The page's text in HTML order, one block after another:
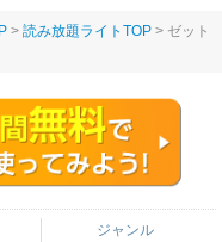
読み放題ライトTOP
ゼット
ジャンル